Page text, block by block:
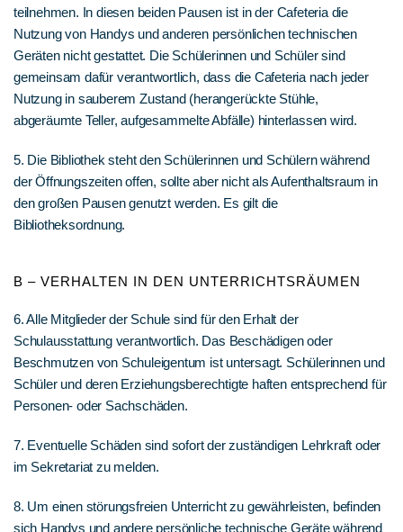
teilnehmen. In diesen beiden Pausen ist in der Cafeteria die
Nutzung von Handys und anderen persönlichen technischen
Geräten nicht gestattet. Die Schülerinnen und Schüler sind
gemeinsam dafür verantwortlich, dass die Cafeteria nach jeder
Nutzung in sauberem Zustand (herangerückte Stühle,
abgeräumte Teller, aufgesammelte Abfälle) hinterlassen wird.
5. Die Bibliothek steht den Schülerinnen und Schülern während
der Öffnungszeiten offen, sollte aber nicht als Aufenthaltsraum in
den großen Pausen genutzt werden. Es gilt die
Bibliotheksordnung.
B – VERHALTEN IN DEN UNTERRICHTSRÄUMEN
6. Alle Mitglieder der Schule sind für den Erhalt der
Schulausstattung verantwortlich. Das Beschädigen oder
Beschmutzen von Schuleigentum ist untersagt. Schülerinnen und
Schüler und deren Erziehungsberechtigte haften entsprechend für
Personen- oder Sachschäden.
7. Eventuelle Schäden sind sofort der zuständigen Lehrkraft oder
im Sekretariat zu melden.
8. Um einen störungsfreien Unterricht zu gewährleisten, befinden
sich Handys und andere persönliche technische Geräte während